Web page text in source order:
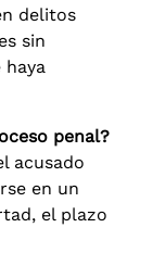
delitos
sin
haya
penal?
acusado
en un
el plazo